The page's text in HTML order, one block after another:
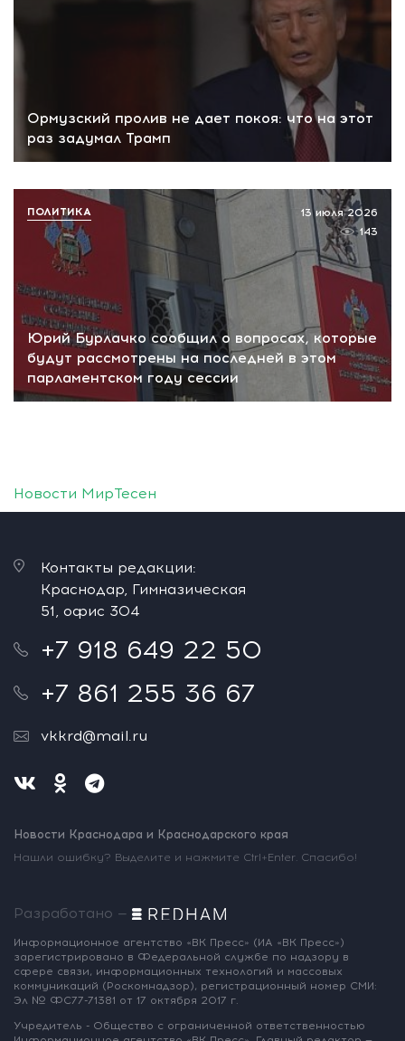
Ормузский пролив не дает покоя: что на этот
раз задумал Трамп
Юрий Бурлачко сообщил о вопросах, которые
будут рассмотрены на последней в этом
парламентском году сессии
13 июля 2026
143
ПОЛИТИКА
Новости МирТесен
Контакты редакции:
Краснодар, Гимназическая
51, офис 304
+7 918 649 22 50
+7 861 255 36 67
vkkrd@mail.ru
Новости Краснодара и Краснодарского края
Нашли ошибку? Выделите и нажмите Ctrl+Enter. Спасибо!
Разработано —
Информационное агентство «ВК Пресс» (ИА «ВК Пресс»)
зарегистрировано в Федеральной службе по надзору в
сфере связи, информационных технологий и массовых
коммуникаций (Роскомнадзор), регистрационный номер СМИ:
Эл № ФС77-71381 от 17 октября 2017 г.
Учредитель - Общество с ограниченной ответственностью